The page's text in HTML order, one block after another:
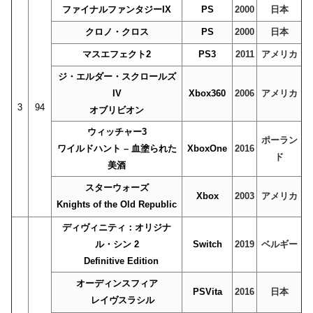
3 94
ファイナルファンタジーIX PS 2000 日本
クロノ・クロス PS 2000 日本
マスエフェクト2 PS3 2011 アメリカ
ジ・エルダー・スクロールズ
IV
オブリビオン
Xbox360 2006 アメリカ
ウィッチャー3
ワイルドハント – 血塗られた
美酒
XboxOne 2016
ポーラン
ド
スターウォーズ
Knights of the Old Republic
Xbox 2003 アメリカ
ディヴィニティ：オリジナ
ル・シン 2
Definitive Edition
Switch 2019 ベルギー
オーディンスフィア
レイヴスラシル
PSVita 2016 日本